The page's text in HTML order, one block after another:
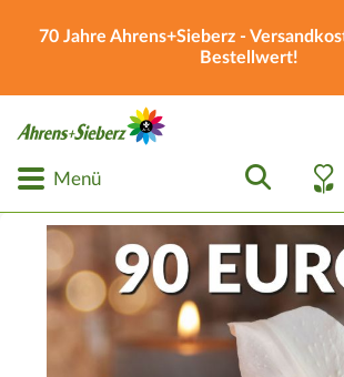
70 Jahre Ahrens+Sieberz -
Bestellwert!
Menü